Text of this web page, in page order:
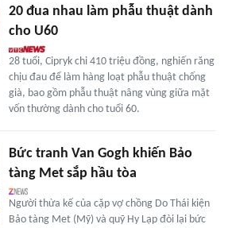
20 đua nhau làm phẫu thuật dành
cho U60
28 tuổi, Cipryk chi 410 triệu đồng, nghiến răng
chịu đau để làm hàng loạt phẫu thuật chống
già, bao gồm phẫu thuật nâng vùng giữa mặt
vốn thường dành cho tuổi 60.
Bức tranh Van Gogh khiến Bảo
tàng Met sắp hầu tòa
Người thừa kế của cặp vợ chồng Do Thái kiện
Bảo tàng Met (Mỹ) và quỹ Hy Lạp đòi lại bức